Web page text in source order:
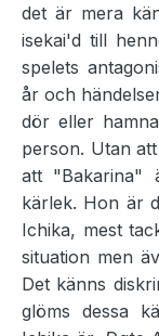
det är mera
isekai'd till
spelets
år och
dör eller
person. Utan
att "Bakarina"
kärlek. Hon är
Ichika, mest
situation men
Det känns
glöms dessa